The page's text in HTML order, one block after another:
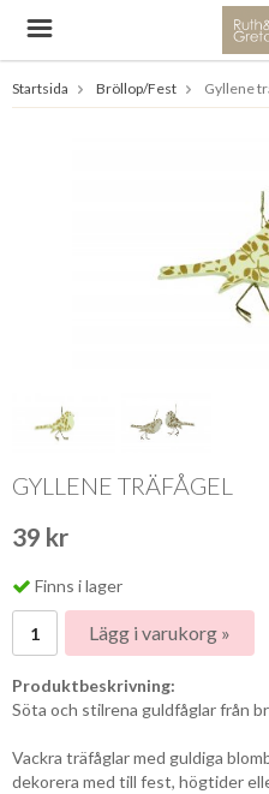
Startsida Bröllop/Fest Gyllene
GYLLENE TRÄFÅGEL
39 kr
Finns i lager
Lägg i varukorg »
Produktbeskrivning:
Söta och stilrena guldfåglar från
Vackra träfåglar med guldiga
dekorera med till fest, högtider